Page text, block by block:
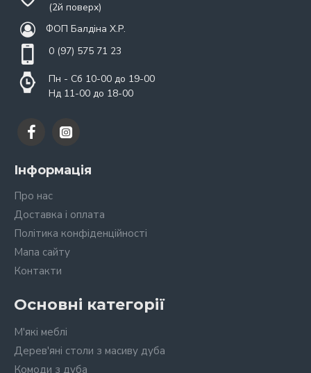
(2й поверх)
ФОП Балдіна Х.Р.
0 (97) 575 71 23
Пн - Сб 10-00 до 19-00
Нд 11-00 до 18-00
Інформація
Про нас
Доставка і оплата
Політика конфіденційності
Мапа сайту
Контакти
Основні категорії
М'які меблі
Дерев'яні столи з масиву дуба
Комоди з дуба